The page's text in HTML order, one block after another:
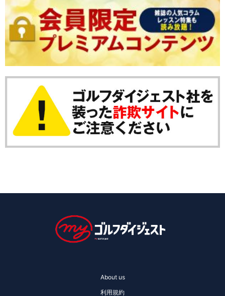
About us
利用規約